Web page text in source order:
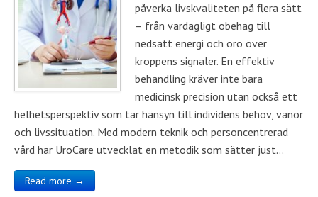
påverka livskvaliteten på flera sätt
– från vardagligt obehag till
nedsatt energi och oro över
kroppens signaler. En effektiv
behandling kräver inte bara
medicinsk precision utan också ett
helhetsperspektiv som tar hänsyn till individens behov, vanor
och livssituation. Med modern teknik och personcentrerad
vård har UroCare utvecklat en metodik som sätter just…
Read more →